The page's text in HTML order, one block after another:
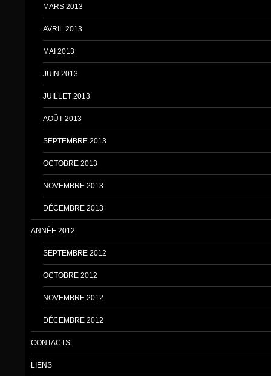
MARS 2013
AVRIL 2013
MAI 2013
JUIN 2013
JUILLET 2013
AOÛT 2013
SEPTEMBRE 2013
OCTOBRE 2013
NOVEMBRE 2013
DÉCEMBRE 2013
ANNÉE 2012
SEPTEMBRE 2012
OCTOBRE 2012
NOVEMBRE 2012
DÉCEMBRE 2012
CONTACTS
LIENS